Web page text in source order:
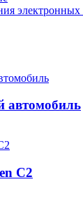
автомобиль
С2